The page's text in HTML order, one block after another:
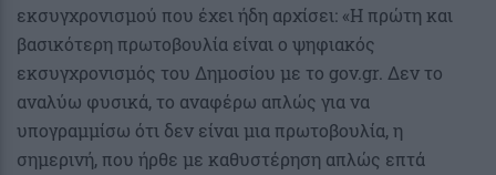
εκσυγχρονισμού που έχει ήδη αρχίσει: «Η πρώτη και
βασικότερη πρωτοβουλία είναι ο ψηφιακός
εκσυγχρονισμός του Δημοσίου με το gov.gr. Δεν το
αναλύω φυσικά, το αναφέρω απλώς για να
υπογραμμίσω ότι δεν είναι μια πρωτοβουλία, η
σημερινή, που ήρθε με καθυστέρηση απλώς επτά